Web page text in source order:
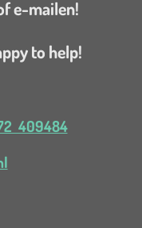
e-mailen!
to help!
409484